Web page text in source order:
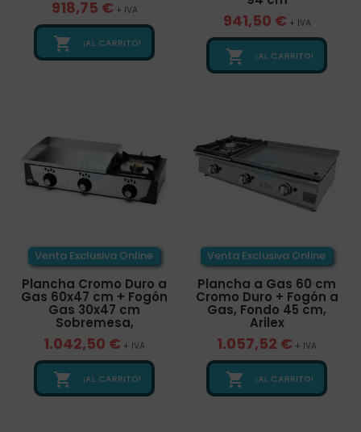
918,75 € + IVA
 ¡AL CARRITO!
941,50 € + IVA
 ¡AL CARRITO!
Venta Exclusiva Online
Plancha Cromo Duro a
Gas 60x47 cm + Fogón
Gas 30x47 cm
Sobremesa,
1.042,50 € + IVA
 ¡AL CARRITO!
Venta Exclusiva Online
Plancha a Gas 60 cm
Cromo Duro + Fogón a
Gas, Fondo 45 cm,
Arilex
1.057,52 € + IVA
 ¡AL CARRITO!